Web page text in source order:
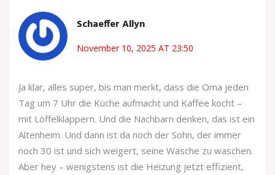
Schaeffer Allyn
November 10, 2025 AT 23:50
Ja klar, alles super, bis man merkt, dass die Oma jeden
Tag um 7 Uhr die Küche aufmacht und Kaffee kocht –
mit Löffelklappern. Und die Nachbarn denken, das ist ein
Altenheim. Und dann ist da noch der Sohn, der immer
noch 30 ist und sich weigert, seine Wäsche zu waschen.
Aber hey – wenigstens ist die Heizung jetzt effizient,